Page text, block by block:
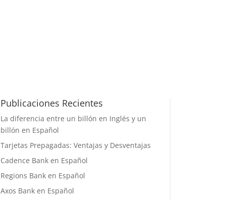
Publicaciones Recientes
La diferencia entre un billón en Inglés y un
billón en Español
Tarjetas Prepagadas: Ventajas y Desventajas
Cadence Bank en Español
Regions Bank en Español
Axos Bank en Español